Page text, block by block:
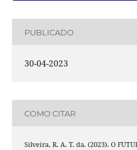
PUBLICADO
30-04-2023
COMO CITAR
Silveira, R. A. T. da. (2023). O